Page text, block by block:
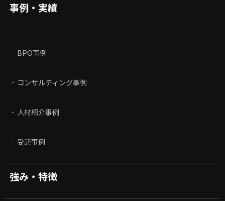
事例・実績
BPO事例
コンサルティング事例
人材紹介事例
受託事例
強み・特徴